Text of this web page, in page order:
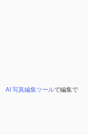
AI 写真編集ツールで編集で